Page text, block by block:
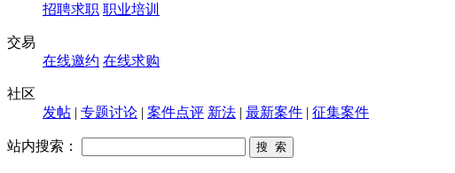
招聘求职 职业培训
交易
在线邀约 在线求购
社区
发帖 | 专题讨论 | 案件点评 新法 | 最新案件 | 征集案件
站内搜索：